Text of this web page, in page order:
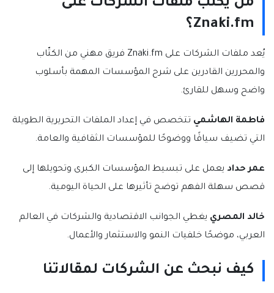
من يكتب ملفات الشركات على
Znaki.fm؟
يُعد ملفات الشركات على Znaki.fm فريق مهني من الكتّاب
والمحررين القادرين على شرح المؤسسات المهمة بأسلوب
واضح وسهل للقارئ.
فاطمة الهاشمي تتخصص في إعداد الملفات التحريرية الطويلة
التي تضيف سياقًا ووضوحًا للمؤسسات الثقافية والعامة.
عمر حداد يعمل على تبسيط المؤسسات الكبرى وتحويلها إلى
قصص سهلة الفهم توضح تأثيرها على الحياة اليومية.
خالد المصري يغطي الجوانب الاقتصادية والشركات في العالم
العربي، موضحًا خلفيات النمو والاستثمار والأعمال.
كيف نبحث عن الشركات لمقالاتنا